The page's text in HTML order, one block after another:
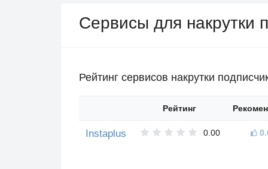
Сервисы для накрутки
Рейтинг сервисов накрутки
Рейтинг
Instaplus 0.00